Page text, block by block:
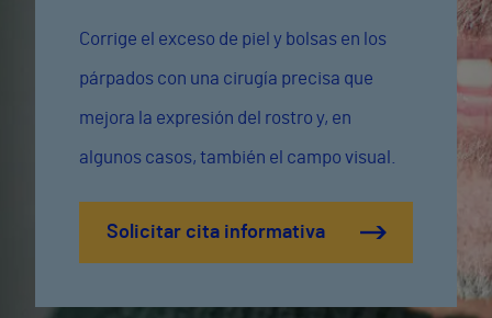
Corrige el exceso de piel y bolsas en los
párpados con una cirugía precisa que
mejora la expresión del rostro y, en
algunos casos, también el campo visual.
Solicitar cita informativa